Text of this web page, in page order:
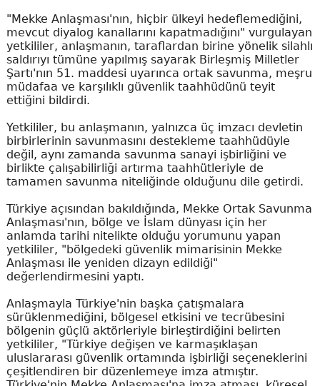
"Mekke Anlaşması'nın, hiçbir ülkeyi hedeflemediğini,
mevcut diyalog kanallarını kapatmadığını" vurgulayan
yetkililer, anlaşmanın, taraflardan birine yönelik silahlı
saldırıyı tümüne yapılmış sayarak Birleşmiş Milletler
Şartı'nın 51. maddesi uyarınca ortak savunma, meşru
müdafaa ve karşılıklı güvenlik taahhüdünü teyit
ettiğini bildirdi.
Yetkililer, bu anlaşmanın, yalnızca üç imzacı devletin
birbirlerinin savunmasını destekleme taahhüdüyle
değil, aynı zamanda savunma sanayi işbirliğini ve
birlikte çalışabilirliği artırma taahhütleriyle de
tamamen savunma niteliğinde olduğunu dile getirdi.
Türkiye açısından bakıldığında, Mekke Ortak Savunma
Anlaşması'nın, bölge ve İslam dünyası için her
anlamda tarihi nitelikte olduğu yorumunu yapan
yetkililer, "bölgedeki güvenlik mimarisinin Mekke
Anlaşması ile yeniden dizayn edildiği"
değerlendirmesini yaptı.
Anlaşmayla Türkiye'nin başka çatışmalara
sürüklenmediğini, bölgesel etkisini ve tecrübesini
bölgenin güçlü aktörleriyle birleştirdiğini belirten
yetkililer, "Türkiye değişen ve karmaşıklaşan
uluslararası güvenlik ortamında işbirliği seçeneklerini
çeşitlendiren bir düzenlemeye imza atmıştır.